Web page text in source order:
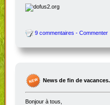
9 commentaires - Commenter
News de fin de
Bonjour à tous,